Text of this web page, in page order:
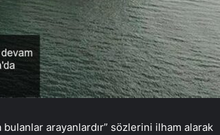
bulanlar arayanlardır” sözlerini ilham alarak